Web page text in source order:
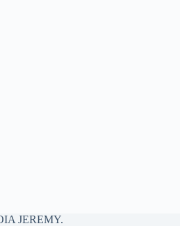
JEREMY.